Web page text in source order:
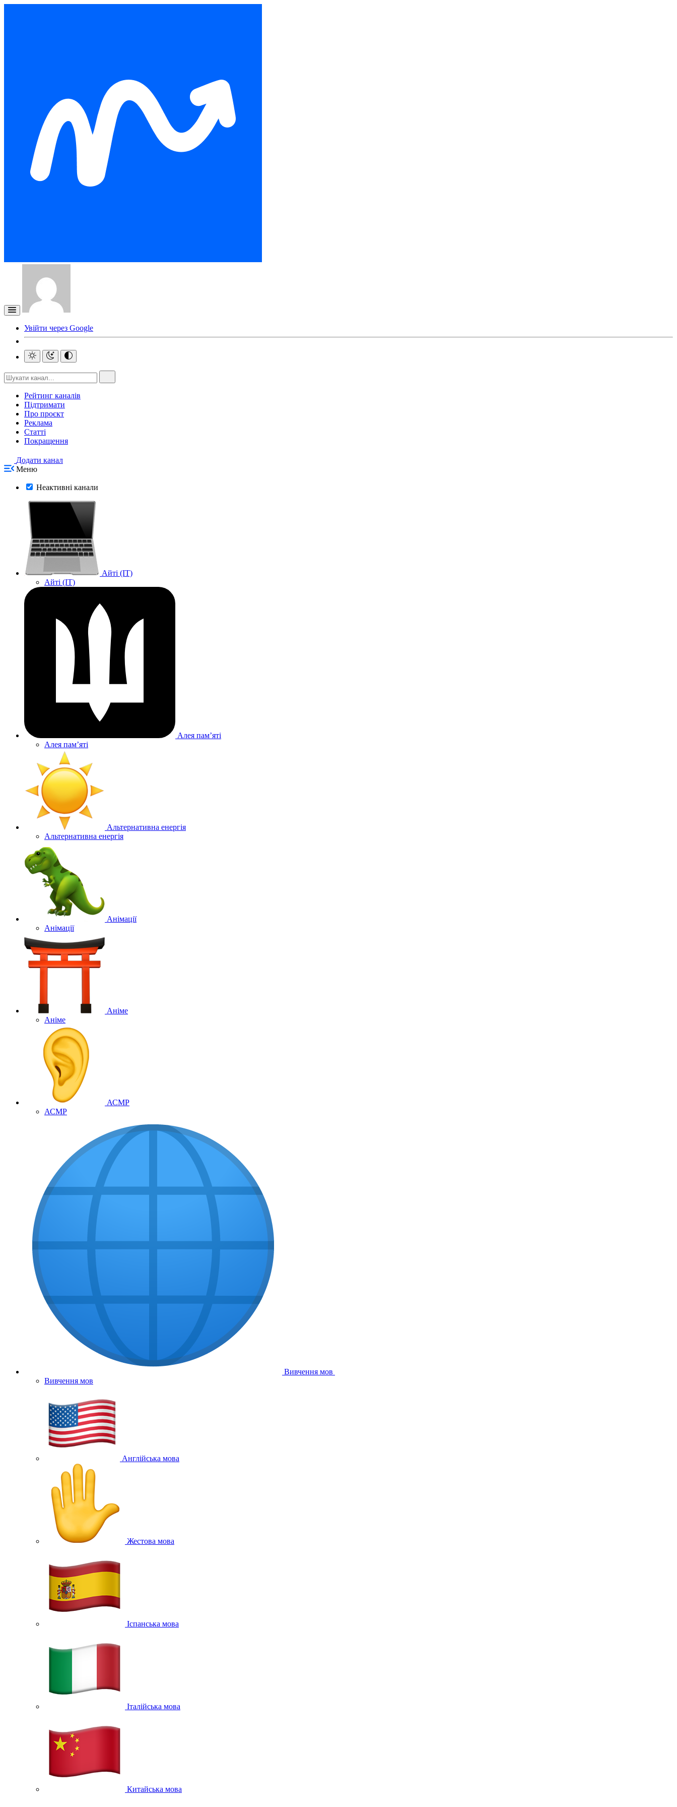
Увійти через Google
Рейтинг каналів
Підтримати
Про проєкт
Реклама
Статті
Покращення
Додати канал
Меню
Неактивні канали
Айті (IT)
Айті (IT)
Алея памʼяті
Алея памʼяті
Альтернативна енергія
Альтернативна енергія
Анімації
Анімації
Аніме
Аніме
АСМР
АСМР
Вивчення мов
Вивчення мов
Англійська мова
Жестова мова
Іспанська мова
Італійська мова
Китайська мова